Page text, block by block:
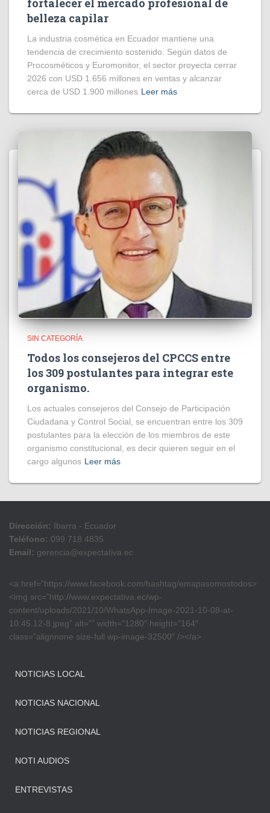
fortalecer el mercado profesional de
belleza capilar
La industria cosmética en Ecuador mantiene una
tendencia de crecimiento sostenido. Según datos de
Procosméticos y Euromonitor, el sector proyecta cerrar
2026 con USD 1.656 millones en ventas y alcanzar
cerca de USD 1.900 millones Leer más
SIN CATEGORÍA
Todos los consejeros del CPCCS entre
los 309 postulantes para integrar este
organismo.
Los actuales consejeros del Consejo de Participación
Ciudadana y Control Social, se encuentran entre los 309
postulantes para la elección de los miembros de este
organismo constitucional, es decir quieren seguir en el
cargo algunos Leer más
Dirección: Ibarra - Ecuador
Teléfono: 099 718 4835
Email: gerencia@expectativa.ec
<a href=”https://www.facebook.com/hashtag/emapasomostodos>
<img src=”http://www.expectativa.ec/wp-
content/uploads/2021/10/WhatsApp-Image-2021-10-08-at-
10.45.12-8.jpeg” alt=”” width=”1280″ height=”164″
class=”alignnone size-full wp-image-32500″ /></a>
NOTICIAS LOCAL
NOTICIAS NACIONAL
NOTICIAS REGIONAL
NOTI AUDIOS
ENTREVISTAS